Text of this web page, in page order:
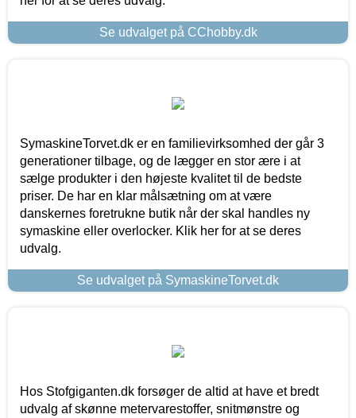
Se udvalget på CChobby.dk
SymaskineTorvet.dk er en familievirksomhed der går 3
generationer tilbage, og de lægger en stor ære i at
sælge produkter i den højeste kvalitet til de bedste
priser. De har en klar målsætning om at være
danskernes foretrukne butik når der skal handles ny
symaskine eller overlocker. Klik her for at se deres
udvalg.
Se udvalget på SymaskineTorvet.dk
Hos Stofgiganten.dk forsøger de altid at have et bredt
udvalg af skønne metervarestoffer, snitmønstre og